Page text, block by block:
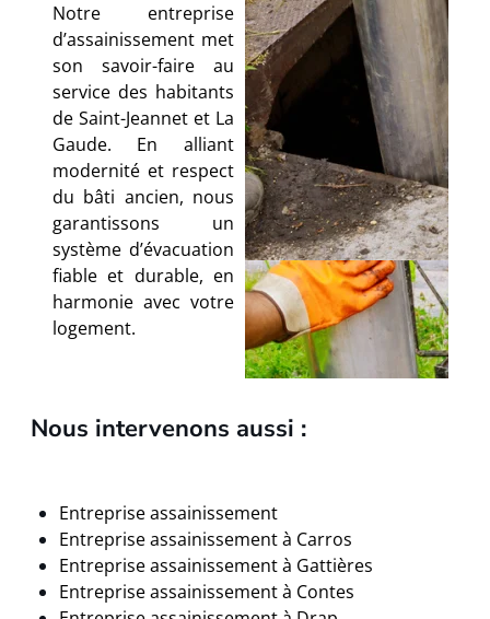
Notre entreprise
d’assainissement met
son savoir-faire au
service des habitants
de Saint-Jeannet et La
Gaude. En alliant
modernité et respect
du bâti ancien, nous
garantissons un
système d’évacuation
fiable et durable, en
harmonie avec votre
logement.
Nous intervenons aussi :
Entreprise assainissement
Entreprise assainissement à Carros
Entreprise assainissement à Gattières
Entreprise assainissement à Contes